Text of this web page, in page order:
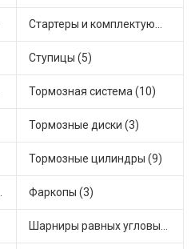
Стартеры и комплектующие (2)
Ступицы (5)
Тормозная система (10)
Тормозные диски (3)
Тормозные цилиндры (9)
(2) Фаркопы (3)
Шарниры равных угловых скоростей, приводные валы (6)